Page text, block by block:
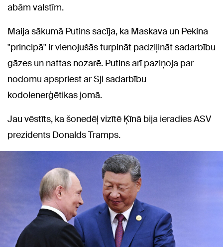
abām valstīm.
Maija sākumā Putins sacīja, ka Maskava un Pekina
"principā" ir vienojušās turpināt padziļināt sadarbību
gāzes un naftas nozarē. Putins arī paziņoja par
nodomu apspriest ar Sji sadarbību
kodolenerģētikas jomā.
Jau vēstīts, ka šonedēļ vizītē Ķīnā bija ieradies ASV
prezidents Donalds Tramps.